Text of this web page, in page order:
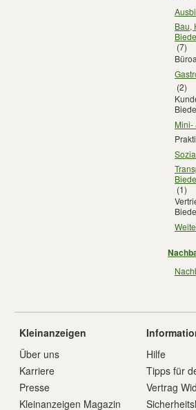
Bau,
(7)
(2)
Mini-
(1)
Kleinanzeigen
Über uns
Karriere
Presse
Kleinanzeigen Magazin
Hilfe
Tipps für
Vertrag